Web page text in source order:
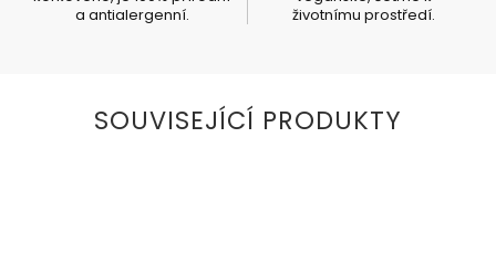
a antialergenní.
životnímu prostředí.
SOUVISEJÍCÍ PRODUKTY